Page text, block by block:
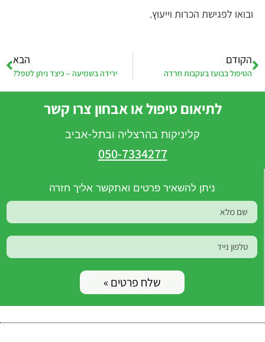
ובואו לפגישת הכרות וייעוץ.
הקודם
הטיפול בבועז בעקבות חרדה
הבא
ירידה בשמיעה – כיצד ניתן לטפל?
לתיאום טיפול או אבחון צרו קשר
קליניקות בהרצליה ובתל-אביב
050-7334277
ניתן להשאיר פרטים ואתקשר אליך חזרה
שלח פרטים »